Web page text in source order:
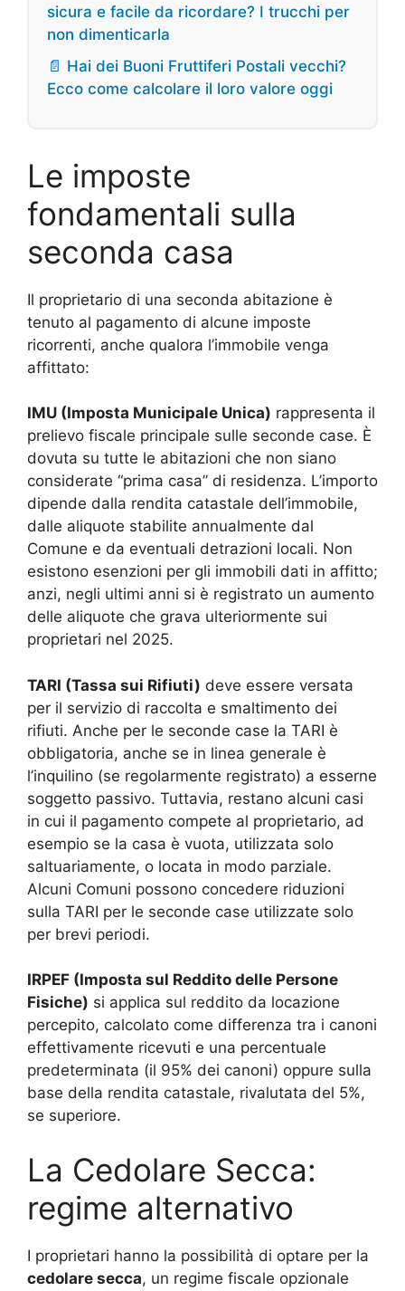
sicura e facile da ricordare? I trucchi per
non dimenticarla
📄 Hai dei Buoni Fruttiferi Postali vecchi?
Ecco come calcolare il loro valore oggi
Le imposte
fondamentali sulla
seconda casa
Il proprietario di una seconda abitazione è
tenuto al pagamento di alcune imposte
ricorrenti, anche qualora l’immobile venga
affittato:
IMU (Imposta Municipale Unica) rappresenta il
prelievo fiscale principale sulle seconde case. È
dovuta su tutte le abitazioni che non siano
considerate “prima casa” di residenza. L’importo
dipende dalla rendita catastale dell’immobile,
dalle aliquote stabilite annualmente dal
Comune e da eventuali detrazioni locali. Non
esistono esenzioni per gli immobili dati in affitto;
anzi, negli ultimi anni si è registrato un aumento
delle aliquote che grava ulteriormente sui
proprietari nel 2025.
TARI (Tassa sui Rifiuti) deve essere versata
per il servizio di raccolta e smaltimento dei
rifiuti. Anche per le seconde case la TARI è
obbligatoria, anche se in linea generale è
l’inquilino (se regolarmente registrato) a esserne
soggetto passivo. Tuttavia, restano alcuni casi
in cui il pagamento compete al proprietario, ad
esempio se la casa è vuota, utilizzata solo
saltuariamente, o locata in modo parziale.
Alcuni Comuni possono concedere riduzioni
sulla TARI per le seconde case utilizzate solo
per brevi periodi.
IRPEF (Imposta sul Reddito delle Persone
Fisiche) si applica sul reddito da locazione
percepito, calcolato come differenza tra i canoni
effettivamente ricevuti e una percentuale
predeterminata (il 95% dei canoni) oppure sulla
base della rendita catastale, rivalutata del 5%,
se superiore.
La Cedolare Secca:
regime alternativo
I proprietari hanno la possibilità di optare per la
cedolare secca, un regime fiscale opzionale